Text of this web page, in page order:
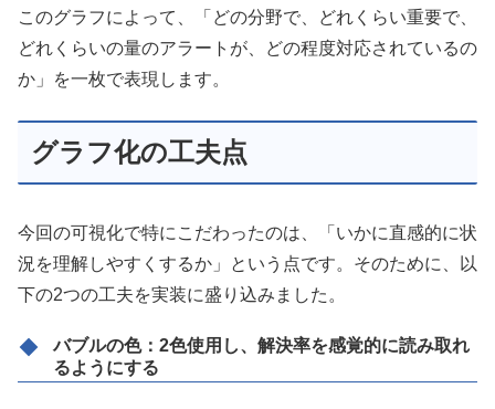
このグラフによって、「どの分野で、どれくらい重要で、
どれくらいの量のアラートが、どの程度対応されているの
か」を一枚で表現します。
グラフ化の工夫点
今回の可視化で特にこだわったのは、「いかに直感的に状
況を理解しやすくするか」という点です。そのために、以
下の2つの工夫を実装に盛り込みました。
バブルの色：2色使用し、解決率を感覚的に読み取れ
るようにする